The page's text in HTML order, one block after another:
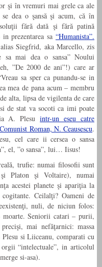
şi în vremuri mai grele ca ale
dea o şansă şi acum, că în
fără dată şi fără patină
prezentarea sa “Humanista”.
Siegfrid, aka Marcello, zis
mai dea o sansa” Noului
”De 2000 de ani”!) care ar
sa sper ca punandu-se in
mea de pana acum – membru
alta, lipsa de vigilenta de care
de stat va socoti ca imi poate
A. Plesuintr-un eseu catre
Roman, N. Ceausescu.
cel care ii cersea o sansa
el, ”o sansa”, lui… Iisus!
trufie: numai filosofii sunt
şi Platon şi Voltaire), numai
acestei planete şi apariţia la
Ceilalţi? Oameni de
nuli, de niciun folos:
Seniorii catari – purii,
mai nefăţarnici: massa
Plesu si Liiceanu, comparati cu
“intelectuale”, in articolul
si-asa).